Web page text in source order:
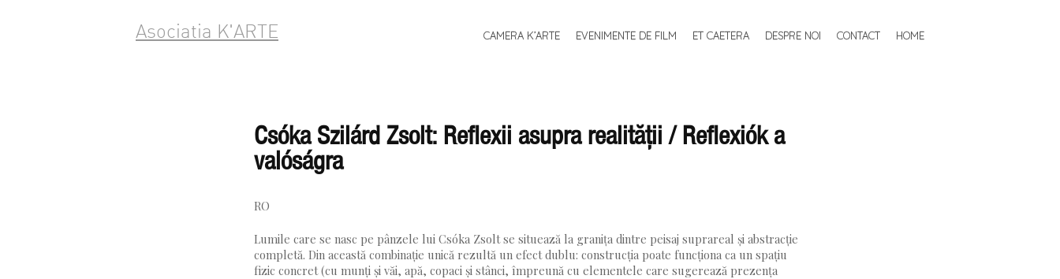
Asociatia K'ARTE SKIP TO CONTENT HOME
CONTACT
DESPRE NOI
ET CAETERA
EVENIMENTE DE FILM
CAMERA K’ARTE
Csóka Szilárd Zsolt: Reflexii asupra realității / Reflexiók a
valóságra
RO
Lumile care se nasc pe pânzele lui Csóka Zsolt se situează la granița dintre peisaj suprareal și abstracție
completă. Din această combinație unică rezultă un efect dublu: construcția poate funcționa ca un spațiu
fizic concret (cu munți și văi, apă, copaci și stânci, împreună cu elementele care sugerează prezența